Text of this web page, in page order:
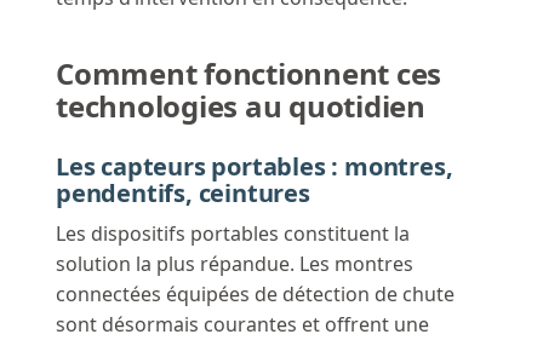
Comment fonctionnent ces
technologies au quotidien
Les capteurs portables : montres,
pendentifs, ceintures
Les dispositifs portables constituent la
solution la plus répandue. Les montres
connectées équipées de détection de chute
sont désormais courantes et offrent une